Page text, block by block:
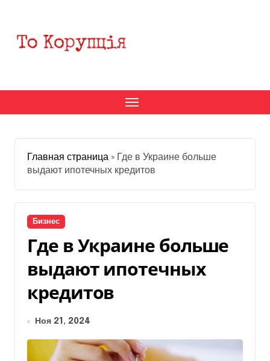
содержанию
Главная страница » Где в Украине больше
выдают ипотечных кредитов
Бизнес
Где в Украине больше
выдают ипотечных
кредитов
Ноя 21, 2024